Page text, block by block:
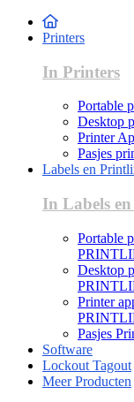
Printers
In Printers
Portable
Desktop
Printer
Pasjes
Labels en
In Labels
Portable
Desktop
Printer
Pasjes
Software
Lockout Tagout
Meer Producten